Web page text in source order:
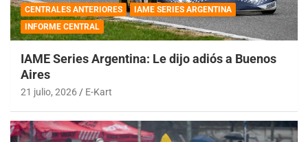
CENTRALES ANTERIORES
IAME SERIES ARGENTINA
INFORME CENTRAL
IAME Series Argentina: Le dijo adiós a Buenos
Aires
21 julio, 2026 E-Kart